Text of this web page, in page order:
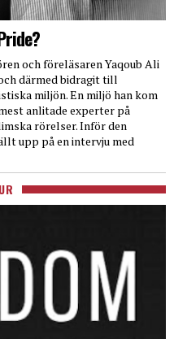
och föreläsaren Yaqoub Ali
därmed bidragit till
miljön. En miljö han kom
anlitade experter på
rörelser. Inför den
upp på en intervju med